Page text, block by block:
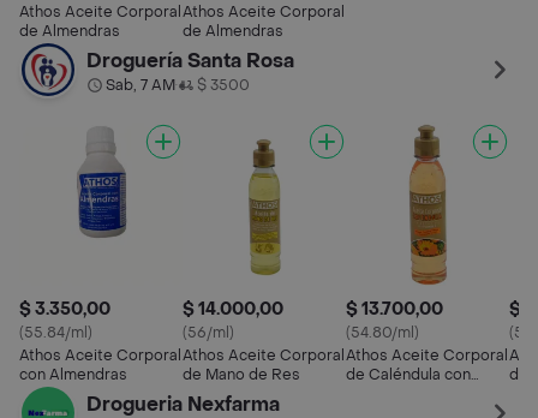
Athos Aceite Corporal
de Almendras
Athos Aceite Corporal
de Almendras
Droguería Santa Rosa
Sab, 7 AM• $ 3500
$ 3.350,00
(55.84/ml)
Athos Aceite Corporal
con Almendras
$ 14.000,00
(56/ml)
Athos Aceite Corporal
de Mano de Res
$ 13.700,00
(54.80/ml)
Athos Aceite Corporal
de Caléndula con
$
de
Drogueria Nexfarma